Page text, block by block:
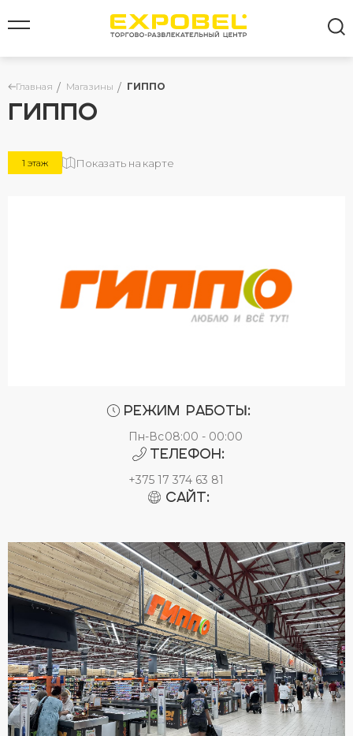
Главная Магазины ГИППО
ГИППО
1 этаж Показать на карте
Режим работы:
Пн-Вс08:00 - 00:00
Телефон:
+375 17 374 63 81
Сайт: